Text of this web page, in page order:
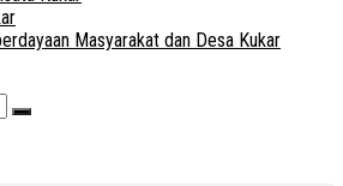
Masyarakat dan Desa Kukar